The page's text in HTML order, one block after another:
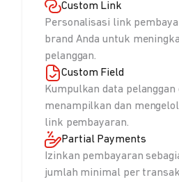
Custom Link
Personalisasi link
brand Anda untuk
pelanggan.
Custom Field
Kumpulkan data pelanggan
menampilkan dan
link pembayaran.
Partial Payments
Izinkan pembayaran
jumlah minimal per